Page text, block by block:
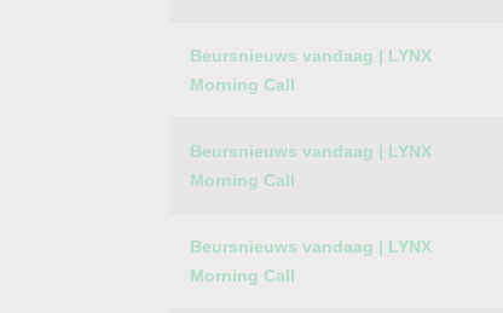
Beursnieuws vandaag | LYNX
Morning Call
Beursnieuws vandaag | LYNX
Morning Call
Beursnieuws vandaag | LYNX
Morning Call